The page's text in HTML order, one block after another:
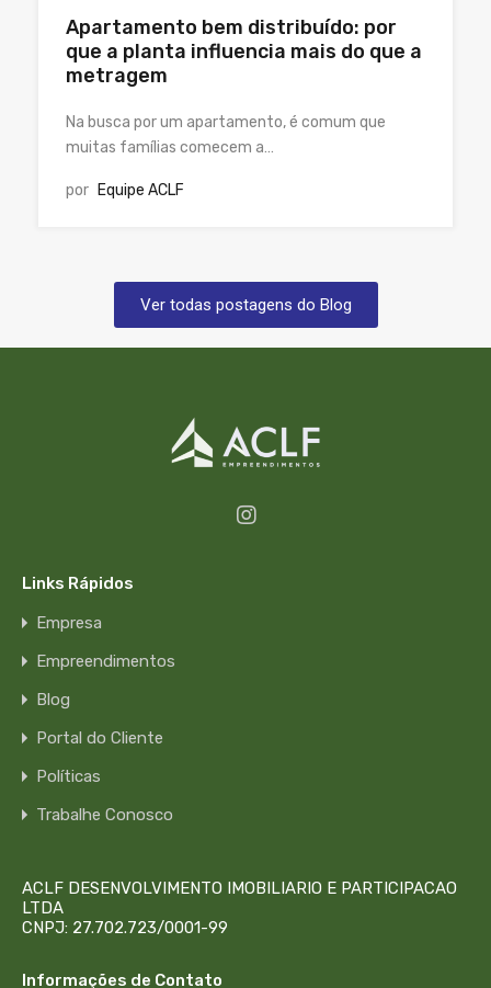
Apartamento bem distribuído: por
que a planta influencia mais do que a
metragem
Na busca por um apartamento, é comum que
muitas famílias comecem a…
por Equipe ACLF
Ver todas postagens do Blog
Links Rápidos
Empresa
Empreendimentos
Blog
Portal do Cliente
Políticas
Trabalhe Conosco
ACLF DESENVOLVIMENTO IMOBILIARIO E PARTICIPACAO
LTDA
CNPJ: 27.702.723/0001-99
Informações de Contato